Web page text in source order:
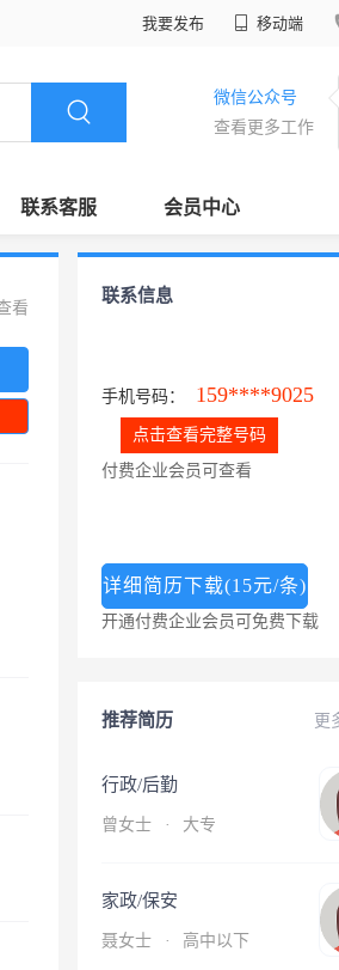
我要发布 移动端
微信公众号
查看更多工作
联系客服 会员中心
看
联系信息
手机号码： 159****9025
点击查看完整号码
付费企业会员可查看
详细简历下载(15元/条)
开通付费企业会员可免费下载
更
推荐简历
行政/后勤
曾女士 · 大专
家政/保安
聂女士 · 高中以下